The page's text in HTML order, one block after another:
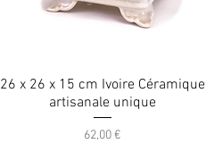
26 x 26 x 15 cm Ivoire Céramique
artisanale unique
Prix
62,00 €